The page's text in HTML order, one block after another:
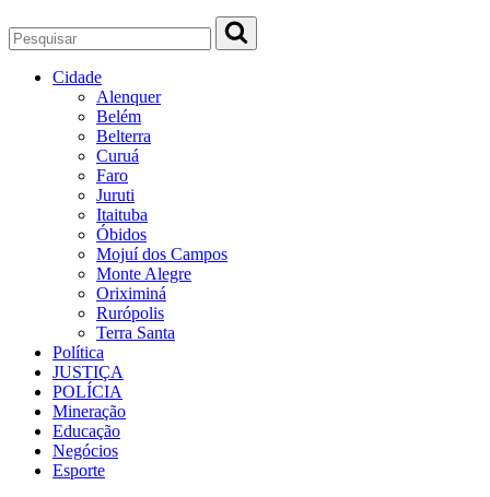
Cidade
Alenquer
Belém
Belterra
Curuá
Faro
Juruti
Itaituba
Óbidos
Mojuí dos Campos
Monte Alegre
Oriximiná
Rurópolis
Terra Santa
Política
JUSTIÇA
POLÍCIA
Mineração
Educação
Negócios
Esporte